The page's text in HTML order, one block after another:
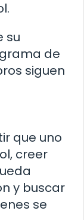
su
de
siguen
que uno
creer
y buscar
se